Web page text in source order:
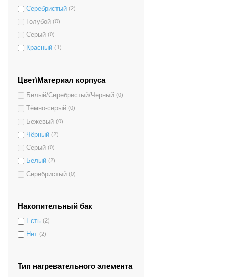
Серебристый (2)
Голубой (0)
Серый (0)
Красный (1)
Цвет\Материал корпуса
Белый/Серебристый/Черный (0)
Тёмно-серый (0)
Бежевый (0)
Чёрный (2)
Серый (0)
Белый (2)
Серебристый (0)
Накопительный бак
Есть (2)
Нет (2)
Тип нагревательного элемента